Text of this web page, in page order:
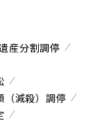
産分割調停
（減殺）調停